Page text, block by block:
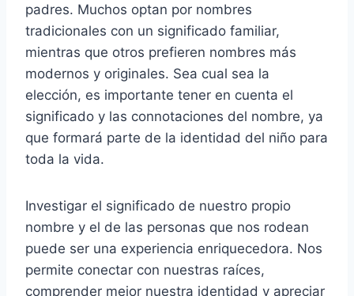
padres. Muchos optan por nombres
tradicionales con un significado familiar,
mientras que otros prefieren nombres más
modernos y originales. Sea cual sea la
elección, es importante tener en cuenta el
significado y las connotaciones del nombre, ya
que formará parte de la identidad del niño para
toda la vida.
Investigar el significado de nuestro propio
nombre y el de las personas que nos rodean
puede ser una experiencia enriquecedora. Nos
permite conectar con nuestras raíces,
comprender mejor nuestra identidad y apreciar